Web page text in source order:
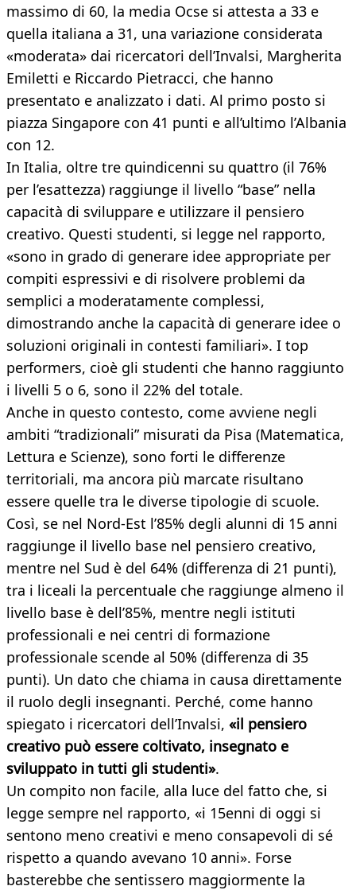
massimo di 60, la media Ocse si attesta a 33 e
quella italiana a 31, una variazione considerata
«moderata» dai ricercatori dell’Invalsi, Margherita
Emiletti e Riccardo Pietracci, che hanno
presentato e analizzato i dati. Al primo posto si
piazza Singapore con 41 punti e all’ultimo l’Albania
con 12.
In Italia, oltre tre quindicenni su quattro (il 76%
per l’esattezza) raggiunge il livello “base” nella
capacità di sviluppare e utilizzare il pensiero
creativo. Questi studenti, si legge nel rapporto,
«sono in grado di generare idee appropriate per
compiti espressivi e di risolvere problemi da
semplici a moderatamente complessi,
dimostrando anche la capacità di generare idee o
soluzioni originali in contesti familiari». I top
performers, cioè gli studenti che hanno raggiunto
i livelli 5 o 6, sono il 22% del totale.
Anche in questo contesto, come avviene negli
ambiti “tradizionali” misurati da Pisa (Matematica,
Lettura e Scienze), sono forti le differenze
territoriali, ma ancora più marcate risultano
essere quelle tra le diverse tipologie di scuole.
Così, se nel Nord-Est l’85% degli alunni di 15 anni
raggiunge il livello base nel pensiero creativo,
mentre nel Sud è del 64% (differenza di 21 punti),
tra i liceali la percentuale che raggiunge almeno il
livello base è dell’85%, mentre negli istituti
professionali e nei centri di formazione
professionale scende al 50% (differenza di 35
punti). Un dato che chiama in causa direttamente
il ruolo degli insegnanti. Perché, come hanno
spiegato i ricercatori dell’Invalsi, «il pensiero
creativo può essere coltivato, insegnato e
sviluppato in tutti gli studenti».
Un compito non facile, alla luce del fatto che, si
legge sempre nel rapporto, «i 15enni di oggi si
sentono meno creativi e meno consapevoli di sé
rispetto a quando avevano 10 anni». Forse
basterebbe che sentissero maggiormente la